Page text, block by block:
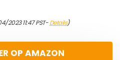
2023 11:47 PST-Details)
OP AMAZON